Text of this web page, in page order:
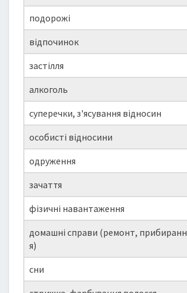
подорожі
відпочинок
застілля
алкоголь
суперечки, з'ясування відносин
особисті відносини
одруження
зачаття
фізичні навантаження
домашні справи (ремонт, прибиранн
я)
сни